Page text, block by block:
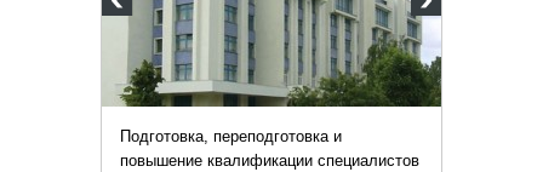
специалистов